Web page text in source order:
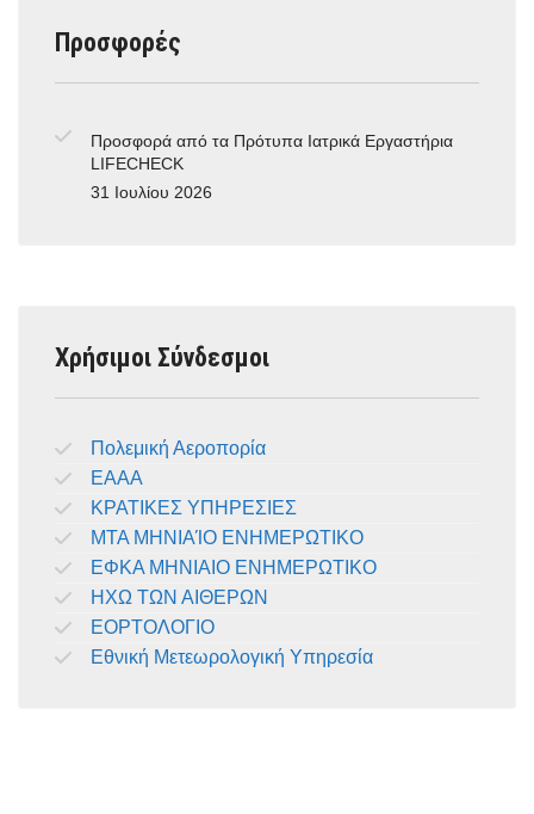
Προσφορές
Προσφορά από τα Πρότυπα Ιατρικά Εργαστήρια
LIFECHECK
31 Ιουλίου 2026
Χρήσιμοι Σύνδεσμοι
Πολεμική Αεροπορία
ΕΑΑΑ
ΚΡΑΤΙΚΕΣ ΥΠΗΡΕΣΙΕΣ
ΜΤΑ ΜΗΝΙΑΊΟ ΕΝΗΜΕΡΩΤΙΚΟ
ΕΦΚΑ ΜΗΝΙΑΙΟ ΕΝΗΜΕΡΩΤΙΚΟ
ΗΧΩ ΤΩΝ ΑΙΘΕΡΩΝ
ΕΟΡΤΟΛΟΓΙΟ
Εθνική Μετεωρολογική Υπηρεσία